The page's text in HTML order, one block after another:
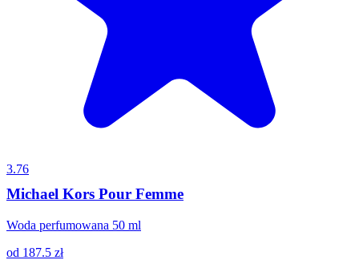
3.76
Michael Kors Pour Femme
Woda perfumowana 50 ml
od 187.5 zł